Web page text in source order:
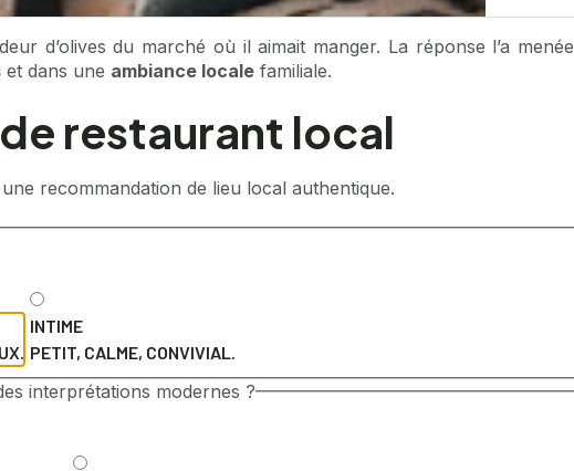
d’olives du marché où il aimait manger. La réponse l’a
et dans une ambiance locale familiale.
restaurant local
recommandation de lieu local authentique.
INTIME
PETIT, CALME, CONVIVIAL.
interprétations modernes ?